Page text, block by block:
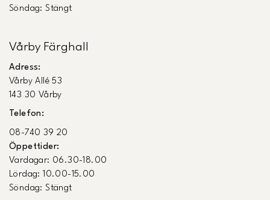
Söndag: Stängt
Vårby Färghall
Adress:
Vårby Allé 53
143 30 Vårby
Telefon:
08-740 39 20
Öppettider:
Vardagar: 06.30-18.00
Lördag: 10.00-15.00
Söndag: Stängt